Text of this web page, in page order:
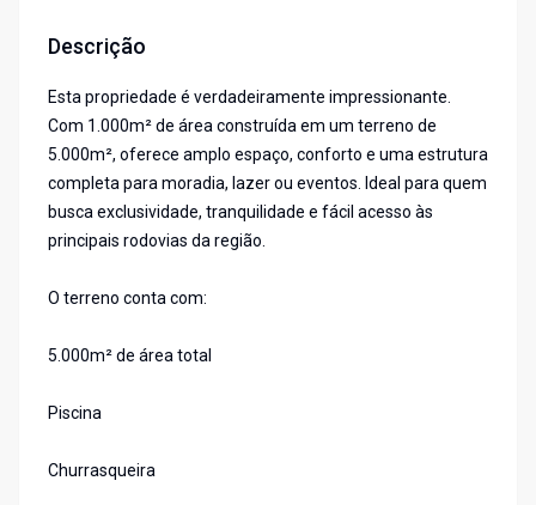
Descrição
Esta propriedade é verdadeiramente impressionante.
Com 1.000m² de área construída em um terreno de
5.000m², oferece amplo espaço, conforto e uma estrutura
completa para moradia, lazer ou eventos. Ideal para quem
busca exclusividade, tranquilidade e fácil acesso às
principais rodovias da região.
O terreno conta com:
5.000m² de área total
Piscina
Churrasqueira